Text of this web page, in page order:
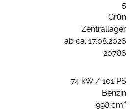
5
Grün
Zentrallager
ab ca. 17.08.2026
20786
74 kW / 101 PS
Benzin
998 cm³